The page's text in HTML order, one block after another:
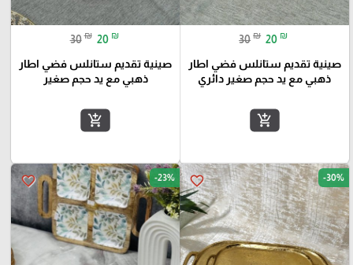
30 ₪ 20 ₪
صينية تقديم ستانلس فضي اطار
ذهبي مع يد حجم صغير دائري
add_shopping_cart
30 ₪ 20 ₪
صينية تقديم ستانلس فضي اطار
ذهبي مع يد حجم صغير
add_shopping_cart
favorite_border -30%
favorite_border -23%